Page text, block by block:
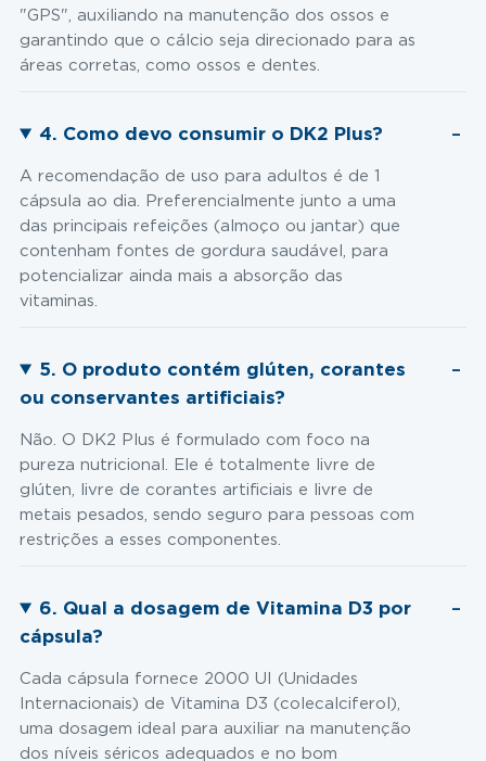
"GPS", auxiliando na manutenção dos ossos e
garantindo que o cálcio seja direcionado para as
áreas corretas, como ossos e dentes.
4. Como devo consumir o DK2 Plus?
A recomendação de uso para adultos é de 1
cápsula ao dia. Preferencialmente junto a uma
das principais refeições (almoço ou jantar) que
contenham fontes de gordura saudável, para
potencializar ainda mais a absorção das
vitaminas.
5. O produto contém glúten, corantes
ou conservantes artificiais?
Não. O DK2 Plus é formulado com foco na
pureza nutricional. Ele é totalmente livre de
glúten, livre de corantes artificiais e livre de
metais pesados, sendo seguro para pessoas com
restrições a esses componentes.
6. Qual a dosagem de Vitamina D3 por
cápsula?
Cada cápsula fornece 2000 UI (Unidades
Internacionais) de Vitamina D3 (colecalciferol),
uma dosagem ideal para auxiliar na manutenção
dos níveis séricos adequados e no bom